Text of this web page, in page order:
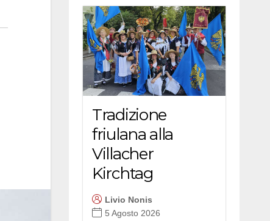
Tradizione
friulana alla
Villacher
Kirchtag
Livio Nonis
5 Agosto 2026